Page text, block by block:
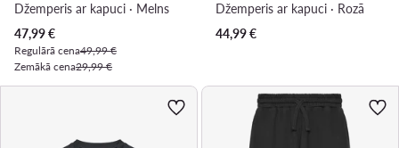
Džemperis ar kapuci · Melns
Pašreizējā cena
47,99€
Regulārā cena49,99 €
Zemākā cena29,99 €
Džemperis ar kapuci · Rozā
44,99€